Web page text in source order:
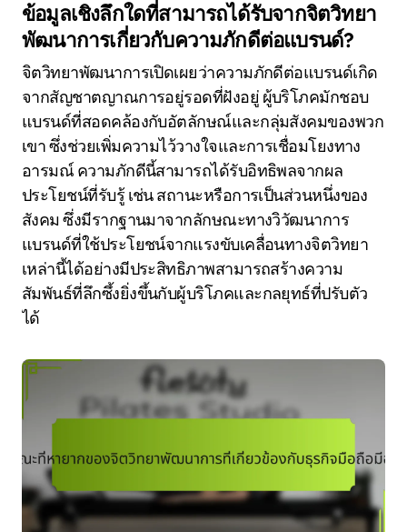
ข้อมูลเชิงลึกใดที่สามารถได้รับจากจิตวิทยา
พัฒนาการเกี่ยวกับความภักดีต่อแบรนด์?
จิตวิทยาพัฒนาการเปิดเผยว่าความภักดีต่อแบรนด์เกิด
จากสัญชาตญาณการอยู่รอดที่ฝังอยู่ ผู้บริโภคมักชอบ
แบรนด์ที่สอดคล้องกับอัตลักษณ์และกลุ่มสังคมของพวก
เขา ซึ่งช่วยเพิ่มความไว้วางใจและการเชื่อมโยงทาง
อารมณ์ ความภักดีนี้สามารถได้รับอิทธิพลจากผล
ประโยชน์ที่รับรู้ เช่น สถานะหรือการเป็นส่วนหนึ่งของ
สังคม ซึ่งมีรากฐานมาจากลักษณะทางวิวัฒนาการ
แบรนด์ที่ใช้ประโยชน์จากแรงขับเคลื่อนทางจิตวิทยา
เหล่านี้ได้อย่างมีประสิทธิภาพสามารถสร้างความ
สัมพันธ์ที่ลึกซึ้งยิ่งขึ้นกับผู้บริโภคและกลยุทธ์ที่ปรับตัว
ได้